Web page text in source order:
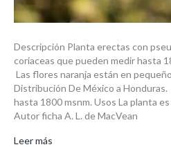
Descripción Planta erectas con
coriaceas que pueden medir hasta
Las flores naranja están en
Distribución De México a Honduras.
hasta 1800 msnm. Usos La planta
Autor ficha A. L. de MacVean
Leer más